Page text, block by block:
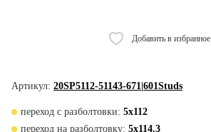
Добавить в избранное
Артикул: 20SP5112-51143-671|601Studs
переход с разболтовки: 5x112
переход на разболтовку: 5x114.3